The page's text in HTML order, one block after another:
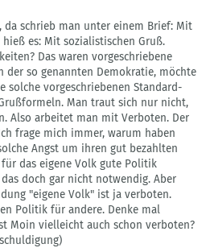
da schrieb man unter einem Brief: Mit
es: Mit sozialistischen Gruß.
Das waren vorgeschriebene
der so genannten Demokratie, möchte
solche vorgeschriebenen Standard-
Man traut sich nur nicht,
Also arbeitet man mit Verboten. Der
frage mich immer, warum haben
Angst um ihren gut bezahlten
für das eigene Volk gute Politik
doch gar nicht notwendig. Aber
"eigene Volk" ist ja verboten.
Politik für andere. Denke mal
Moin vielleicht auch schon verboten?